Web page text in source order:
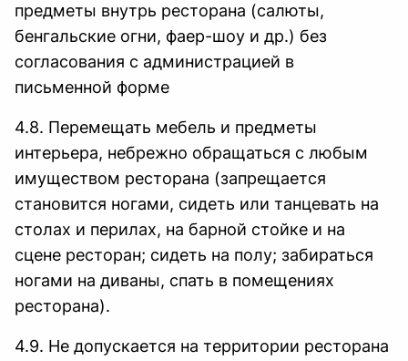
предметы внутрь ресторана (салюты,
бенгальские огни, фаер-шоу и др.) без
согласования с администрацией в
письменной форме
4.8. Перемещать мебель и предметы
интерьера, небрежно обращаться с любым
имуществом ресторана (запрещается
становится ногами, сидеть или танцевать на
столах и перилах, на барной стойке и на
сцене ресторан; сидеть на полу; забираться
ногами на диваны, спать в помещениях
ресторана).
4.9. Не допускается на территории ресторана